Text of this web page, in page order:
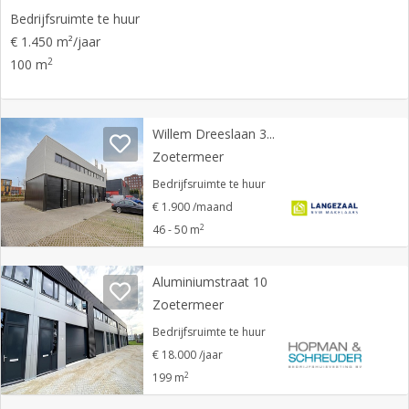
Bedrijfsruimte te huur
€ 1.450 m²/jaar
100 m2
Willem Dreeslaan 357
Zoetermeer
Bedrijfsruimte te huur
€ 1.900 /maand
46 - 50 m2
Aluminiumstraat 10
Zoetermeer
Bedrijfsruimte te huur
€ 18.000 /jaar
199 m2